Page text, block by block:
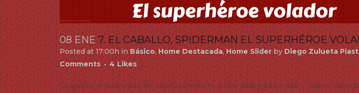
08 ENE 7. EL CABALLO, SPIDERMAN EL SUPERHÉROE
Posted at 17:00hinBásico,Home Destacada,Home Slider byDiego Zulueta
Comments
4 Likes
En ajedrez, el movimiento del caballo siempre es el más difícil para los niños. Todos o casi